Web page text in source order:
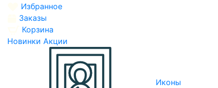
Избранное
Заказы
Корзина
Новинки Акции
Иконы